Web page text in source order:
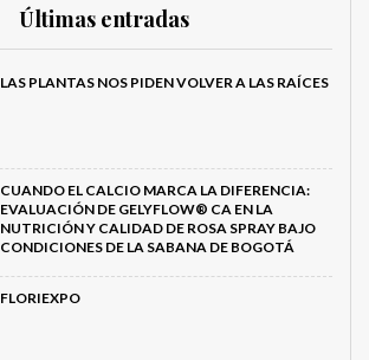
Últimas entradas
LAS PLANTAS NOS PIDEN VOLVER A LAS RAÍCES
CUANDO EL CALCIO MARCA LA DIFERENCIA:
EVALUACIÓN DE GELYFLOW® CA EN LA
NUTRICIÓN Y CALIDAD DE ROSA SPRAY BAJO
CONDICIONES DE LA SABANA DE BOGOTÁ
FLORIEXPO